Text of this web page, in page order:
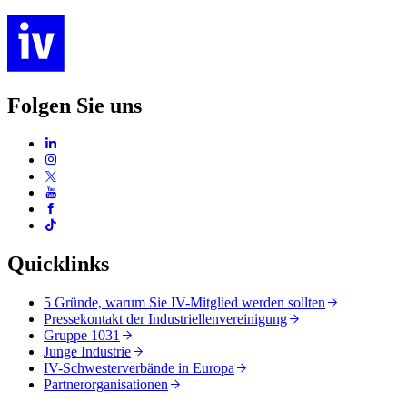
Folgen Sie uns
Quicklinks
5 Gründe, warum Sie IV-Mitglied werden sollten
Pressekontakt der Industriellenvereinigung
Gruppe 1031
Junge Industrie
IV-Schwesterverbände in Europa
Partnerorganisationen